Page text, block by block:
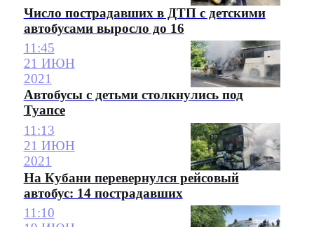
Число пострадавших в ДТП с детскими
автобусами выросло до 16
11:45
21 ИЮН
2021
Автобусы с детьми столкнулись под
Туапсе
11:13
21 ИЮН
2021
На Кубани перевернулся рейсовый
автобус: 14 пострадавших
11:10